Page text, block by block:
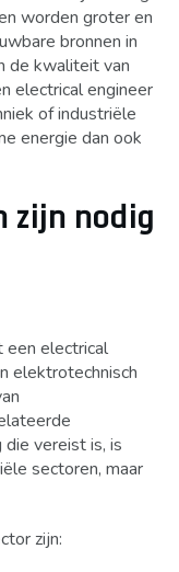
worden groter en
bronnen in
de kwaliteit van
electrical engineer
of industriële
energie dan ook
zijn nodig
een electrical
elektrotechnisch
vereist is, is
sectoren, maar
zijn: